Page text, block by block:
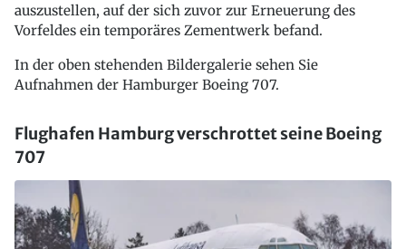
auszustellen, auf der sich zuvor zur Erneuerung des
Vorfeldes ein temporäres Zementwerk befand.
In der oben stehenden Bildergalerie sehen Sie
Aufnahmen der Hamburger Boeing 707.
Flughafen Hamburg verschrottet seine Boeing
707